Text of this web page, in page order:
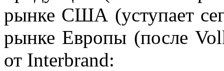
рынке США (уступает
рынке Европы (после
от Interbrand: